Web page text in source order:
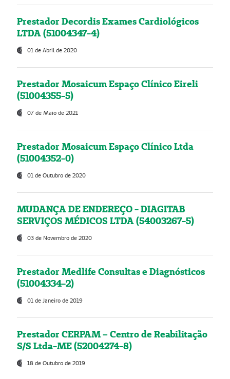
Prestador Decordis Exames Cardiológicos
LTDA (51004347-4)
01 de Abril de 2020
Prestador Mosaicum Espaço Clínico Eireli
(51004355-5)
07 de Maio de 2021
Prestador Mosaicum Espaço Clínico Ltda
(51004352-0)
01 de Outubro de 2020
MUDANÇA DE ENDEREÇO - DIAGITAB
SERVIÇOS MÉDICOS LTDA (54003267-5)
03 de Novembro de 2020
Prestador Medlife Consultas e Diagnósticos
(51004334-2)
01 de Janeiro de 2019
Prestador CERPAM – Centro de Reabilitação
S/S Ltda-ME (52004274-8)
18 de Outubro de 2019